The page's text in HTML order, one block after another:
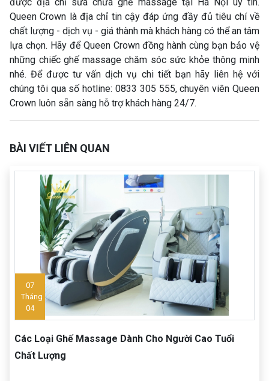
Queen Crown là địa chỉ tin cậy đáp ứng đầy đủ tiêu chí về
chất lượng - dịch vụ - giá thành mà khách hàng có thể an tâm
lựa chọn. Hãy để Queen Crown đồng hành cùng bạn bảo vệ
những chiếc ghế massage chăm sóc sức khỏe thông minh
nhé. Để được tư vấn dịch vụ chi tiết bạn hãy liên hệ với
chúng tôi qua số hotline: 0833 305 555, chuyên viên Queen
Crown luôn sẵn sàng hỗ trợ khách hàng 24/7.
BÀI VIẾT LIÊN QUAN
07
Tháng
04
Các Loại Ghế Massage Dành Cho Người Cao Tuổi
Chất Lượng